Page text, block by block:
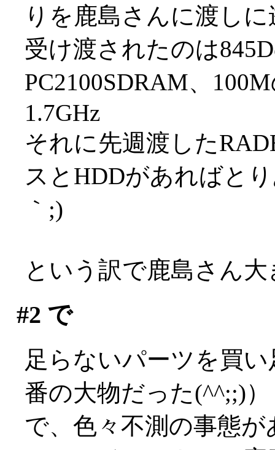
りを鹿島さんに渡し
受け渡されたのは
PC2100SDRAM、
1.7GHz
それに先週渡した
スとHDDがあればと
｀;)
という訳で鹿島さん
#2 で
足らないパーツを買
番の大物だった(^^;;)）
で、色々不測の事態